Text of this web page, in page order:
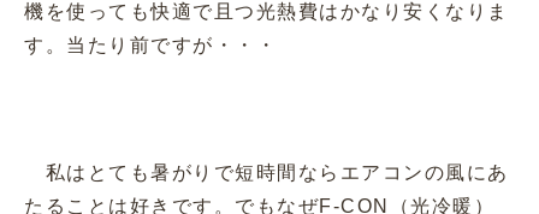
機を使っても快適で且つ光熱費はかなり安くなりま
す。当たり前ですが・・・
私はとても暑がりで短時間ならエアコンの風にあ
たることは好きです。でもなぜF-CON（光冷暖）